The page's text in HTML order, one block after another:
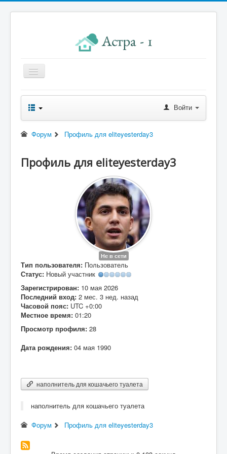
Главная
Новости правления
Начисления к оплате
Реквизиты
Войти
Форум Профиль для eliteyesterday3
Профиль для eliteyesterday3
Не в сети
Тип пользователя: Пользователь
Статус: Новый участник
Зарегистрирован: 10 мая 2026
Последний вход: 2 мес. 3 нед. назад
Часовой пояс: UTC +0:00
Местное время: 01:20
Просмотр профиля: 28
Дата рождения: 04 мая 1990
наполнитель для кошачьего туалета
наполнитель для кошачьего туалета
Форум
Профиль для eliteyesterday3